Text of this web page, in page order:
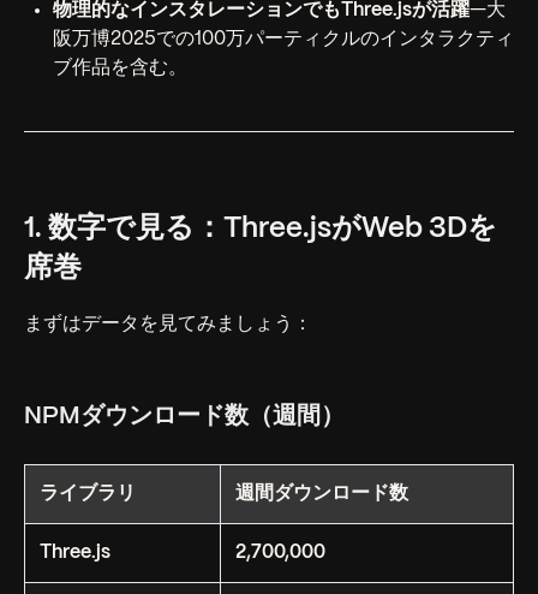
物理的なインスタレーションでもThree.jsが活躍—大
阪万博2025での100万パーティクルのインタラクティ
ブ作品を含む。
1. 数字で見る：Three.jsがWeb 3Dを
席巻
まずはデータを見てみましょう：
NPMダウンロード数（週間）
ライブラリ 週間ダウンロード数
Three.js 2,700,000